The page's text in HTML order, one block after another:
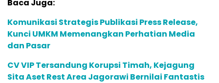
Baca Juga:
Komunikasi Strategis Publikasi Press Release,
Kunci UMKM Memenangkan Perhatian Media
dan Pasar
CV VIP Tersandung Korupsi Timah, Kejagung
Sita Aset Rest Area Jagorawi Bernilai Fantastis